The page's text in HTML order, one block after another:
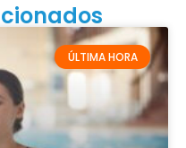
ÚLTIMA HORA